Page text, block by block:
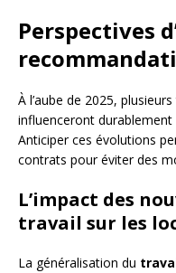
Perspectives
À l’aube de 2025,
influenceront
Anticiper ces évolutions
contrats pour éviter des
L’impact des
travail sur les
La généralisation du